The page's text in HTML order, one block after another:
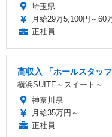
埼玉県
月給29万5,100円～60
正社員
高収入 「ホールスタッ
横浜SUITE～スイート～
神奈川県
月給35万円～
正社員